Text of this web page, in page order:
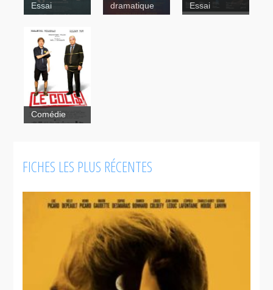
Curling
Essai
dramatique
Essai
Le colis
Comédie
FICHES LES PLUS RÉCENTES